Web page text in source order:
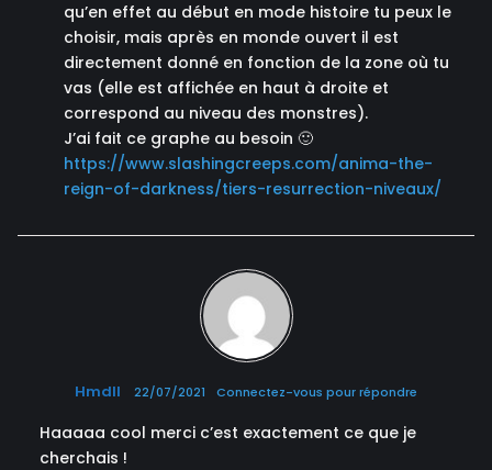
qu’en effet au début en mode histoire tu peux le
choisir, mais après en monde ouvert il est
directement donné en fonction de la zone où tu
vas (elle est affichée en haut à droite et
correspond au niveau des monstres).
J’ai fait ce graphe au besoin 🙂
https://www.slashingcreeps.com/anima-the-
reign-of-darkness/tiers-resurrection-niveaux/
Hmdll 22/07/2021 Connectez-vous pour répondre
Haaaaa cool merci c’est exactement ce que je
cherchais !